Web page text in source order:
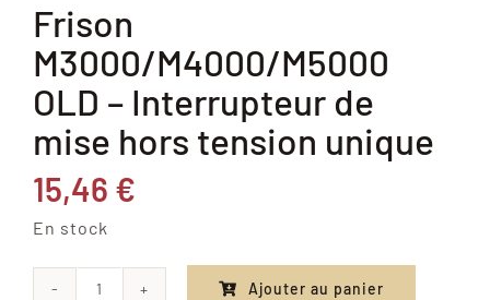
Frison
M3000/M4000/M5000
OLD – Interrupteur de
mise hors tension unique
15,46 €
En stock
Ajouter au panier